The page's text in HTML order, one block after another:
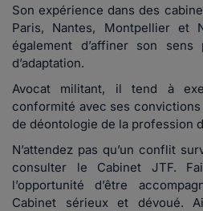
Son expérience dans des
Paris, Nantes, Montpellier et
également d’affiner son
d’adaptation.
Avocat militant, il tend à
conformité avec ses convictions
de déontologie de la profession
N’attendez pas qu’un conflit
consulter le Cabinet JTF.
l’opportunité d’être
Cabinet sérieux et dévoué.